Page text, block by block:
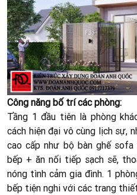
Công năng bố trí các phòng:
Tầng 1 đầu tiên là phòng
cách hiện đại vô cùng lịch sự,
cao cấp như bộ bàn ghế
bếp + ăn nối tiếp sạch sẽ,
nóng tình cảm gia đình. 1
bếp tiện nghi với các trang